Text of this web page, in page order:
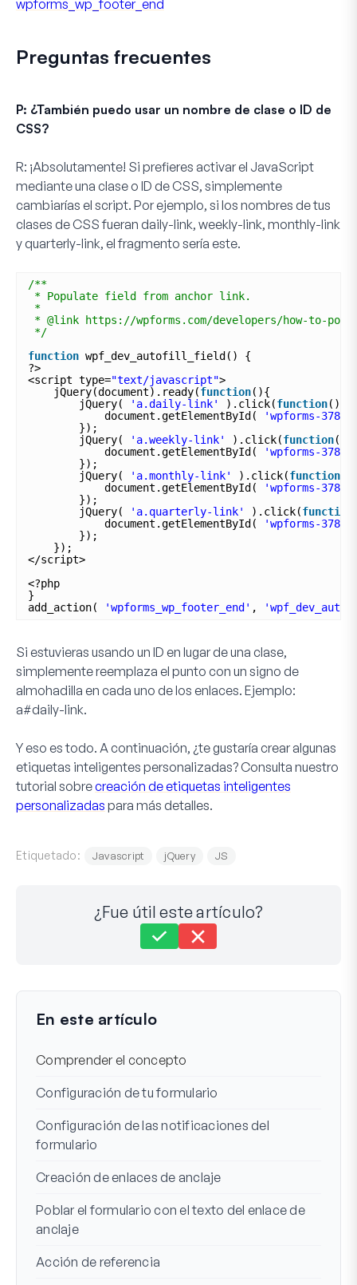
wpforms_wp_footer_end
Preguntas frecuentes
P: ¿También puedo usar un nombre de clase o ID de
CSS?
R: ¡Absolutamente! Si prefieres activar el JavaScript
mediante una clase o ID de CSS, simplemente
cambiarías el script. Por ejemplo, si los nombres de tus
clases de CSS fueran daily-link, weekly-link, monthly-link
yquarterly-link, el fragmento sería este.
/**
* Populate field from anchor link.
*
* @link https://wpforms.com/developers/how-to-
*/
function wpf_dev_autofill_field() {
?>
<script type="text/javascript">
jQuery(document).ready(function(){
jQuery(
'a.daily-link' ).click(function(){
document.getElementById(
'wpforms-378-
});
jQuery(
'a.weekly-link' ).click(function(){
document.getElementById(
'wpforms-378-
});
jQuery(
'a.monthly-link' ).click(function
document.getElementById(
'wpforms-378-
});
jQuery(
'a.quarterly-link' ).click(function
document.getElementById(
'wpforms-378-
});
});
</script>
<?php
}
add_action(
'wpforms_wp_footer_end' ,
Si estuvieras usando un ID en lugar de una clase,
simplemente reemplaza el punto con un signo de
almohadilla en cada uno de los enlaces. Ejemplo:
a#daily-link.
Y eso es todo. A continuación, ¿te gustaría crear algunas
etiquetas inteligentes personalizadas? Consulta nuestro
tutorial sobrecreación de etiquetas inteligentes
personalizadas para más detalles.
Etiquetado: Javascript jQuery JS
¿Fue útil este artículo?
Última actualización el 25 de nov de 2024
En este artículo
Comprender el concepto
Configuración de tu formulario
Configuración de las notificaciones del
formulario
Creación de enlaces de anclaje
Poblar el formulario con el texto del enlace de
anclaje
Acción de referencia